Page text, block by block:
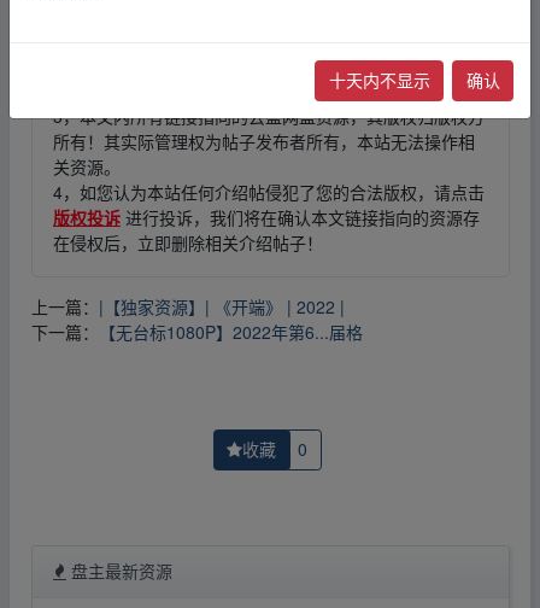
2，本文内容仅代表作者本人观点，不代表本网站立场，作
3，本文内所有链接指向的云盘网盘资源，其版权归版权方
所有！其实际管理权为帖子发布者所有，本站无法操作相
关资源。
4，如您认为本站任何介绍帖侵犯了您的合法版权，请点击
版权投诉 进行投诉，我们将在确认本文链接指向的资源存
在侵权后，立即删除相关介绍帖子！
上一篇： |【独家资源】| 《开端》 | 2022 |
下一篇：
【无台标1080P】2022年第6...届格
收藏 0
盘主最新资源
十天内不显示 确认